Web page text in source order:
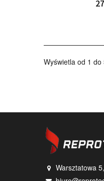
Wyświetla od 1
Warsztatowa